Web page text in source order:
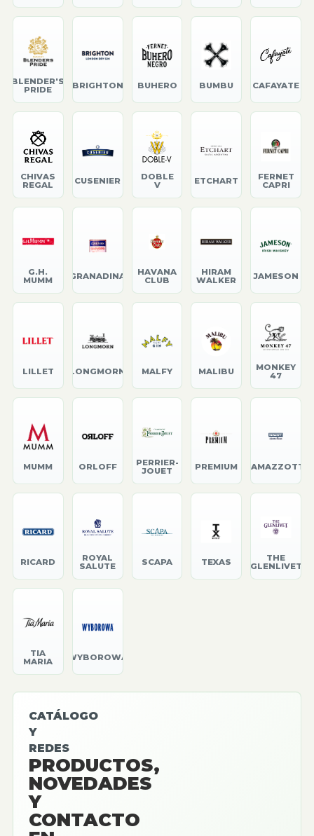
BLENDER'S
PRIDE
BRIGHTON BUHERO BUMBU CAFAYATE
CHIVAS
REGAL
CUSENIER
DOBLE
V
ETCHART
FERNET
CAPRI
G.H.
MUMM
GRANADINA
HAVANA
CLUB
HIRAM
WALKER
JAMESON
LILLET LONGMORN MALFY MALIBU
MONKEY
47
MUMM ORLOFF
PERRIER-
JOUET
PREMIUM RAMAZZOTTI
RICARD
ROYAL
SALUTE
SCAPA TEXAS
THE
GLENLIVET
TIA
MARIA
WYBOROWA
CATÁLOGO
Y
REDES
PRODUCTOS,
NOVEDADES
Y
CONTACTO